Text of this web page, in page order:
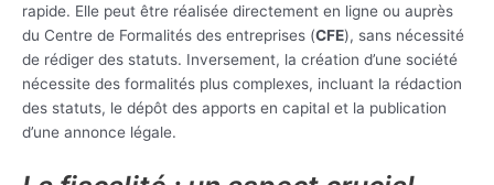
rapide. Elle peut être réalisée directement en ligne ou auprès
du Centre de Formalités des entreprises (CFE), sans nécessité
de rédiger des statuts. Inversement, la création d’une société
nécessite des formalités plus complexes, incluant la rédaction
des statuts, le dépôt des apports en capital et la publication
d’une annonce légale.